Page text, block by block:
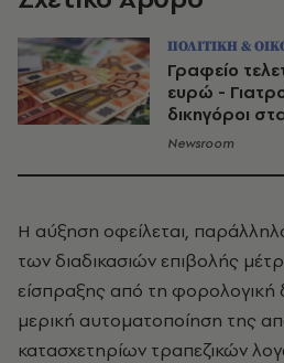
ΠΟΛΙΤΙΚΗ &
Γραφείο
ευρώ -
δικηγόροι
Newsroom
Η αύξηση οφείλεται,
των διαδικασιών επιβολής
είσπραξης από τη φορολογική
μερική αυτοματοποίηση της
κατασχετηρίων τραπεζικών